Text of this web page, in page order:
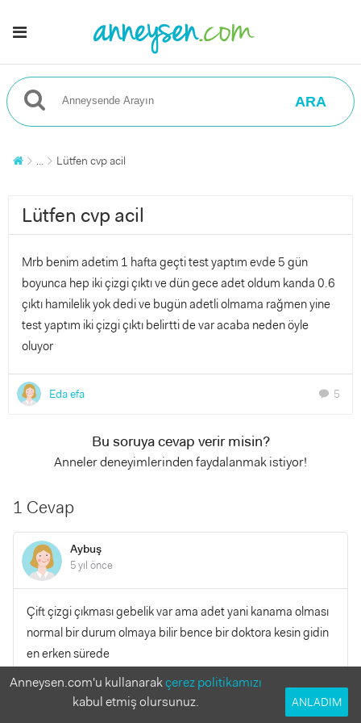
ARA
... Lütfen cvp acil
Lütfen cvp acil
Mrb benim adetim 1 hafta geçti test yaptım evde 5 gün
boyunca hep iki çizgi çıktı ve dün gece adet oldum kanda 0.6
çıktı hamilelik yok dedi ve bugün adetli olmama rağmen yine
test yaptım iki çizgi çıktı belirtti de var acaba neden öyle
oluyor
Eda efa chat 5
Bu soruya cevap verir misin?
Anneler deneyimlerinden faydalanmak istiyor!
1 Cevap
Aybuş
5 yıl önce
Çift çizgi çıkması gebelik var ama adet yani kanama olması
normal bir durum olmaya bilir bence bir doktora kesin gidin
en erken sürede
YANITLA
0
Anneysen.com'u kullanarakçerez politikamızı
kabul etmiş olursunuz.
ANLADIM